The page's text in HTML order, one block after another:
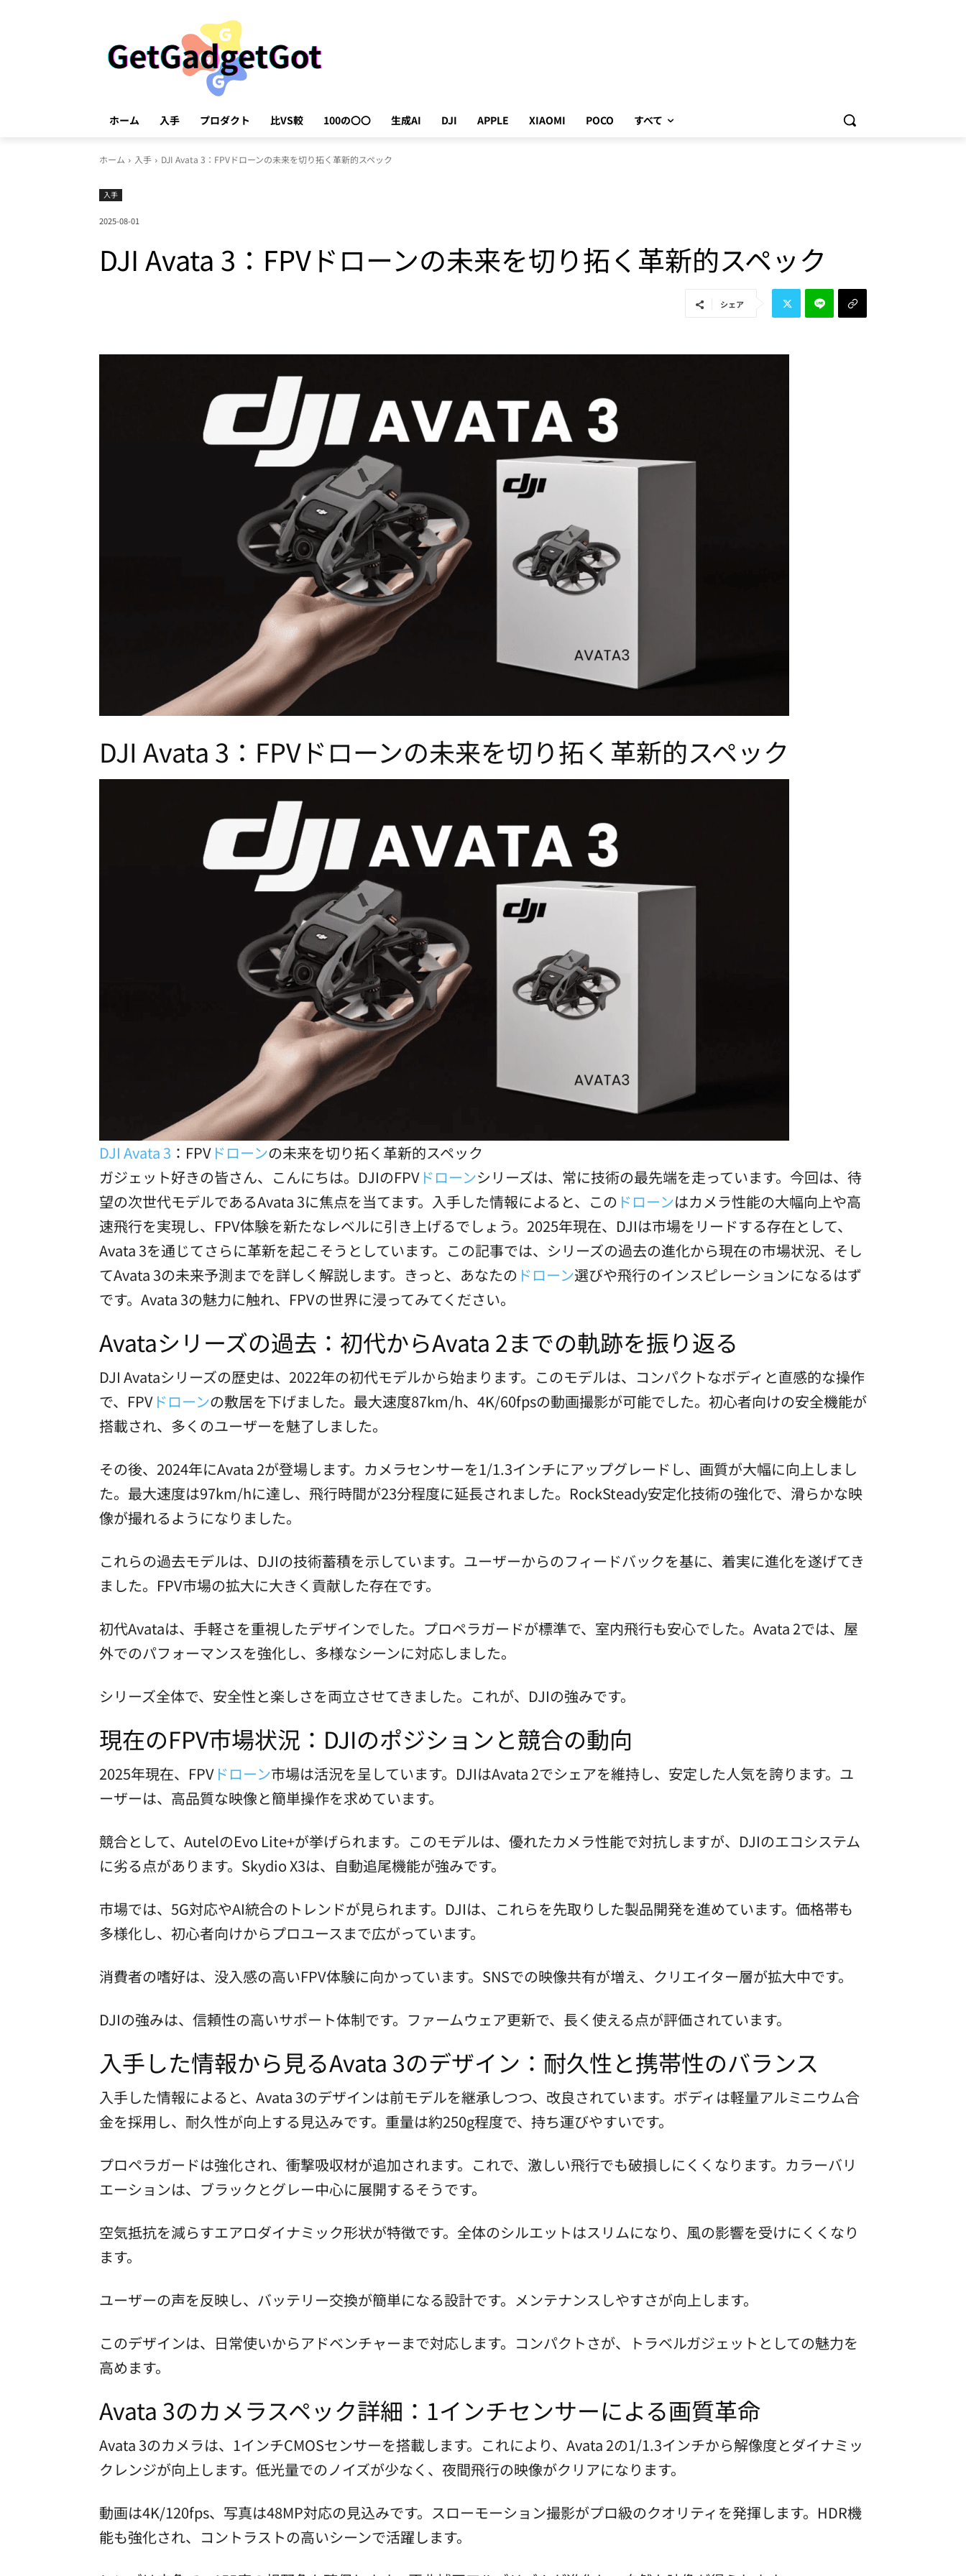
ホーム 入手 プロダクト 比VS較 100の〇〇 生成AI DJI APPLE XIAOMI POCO すべて
ホーム 入手 DJI Avata 3：FPVドローンの未来を切り拓く革新的スペック
入手
2025-08-01
DJI Avata 3：FPVドローンの未来を切り拓く革新的スペック
シェア
DJI Avata 3：FPVドローンの未来を切り拓く革新的スペック
DJI Avata 3 ：FPV ドローンの未来を切り拓く革新的スペック
ガジェット好きの皆さん、こんにちは。DJIのFPV ドローンシリーズは、常に技術の最先端を走っています。今回は、待
望の次世代モデルであるAvata 3に焦点を当てます。入手した情報によると、この ドローンはカメラ性能の大幅向上や高
速飛行を実現し、FPV体験を新たなレベルに引き上げるでしょう。2025年現在、DJIは市場をリードする存在として、
Avata 3を通じてさらに革新を起こそうとしています。この記事では、シリーズの過去の進化から現在の市場状況、そし
てAvata 3の未来予測までを詳しく解説します。きっと、あなたの ドローン選びや飛行のインスピレーションになるはず
です。Avata 3の魅力に触れ、FPVの世界に浸ってみてください。
Avataシリーズの過去：初代からAvata 2までの軌跡を振り返る
DJI Avataシリーズの歴史は、2022年の初代モデルから始まります。このモデルは、コンパクトなボディと直感的な操作
で、FPV ドローンの敷居を下げました。最大速度87km/h、4K/60fpsの動画撮影が可能でした。初心者向けの安全機能が
搭載され、多くのユーザーを魅了しました。
その後、2024年にAvata 2が登場します。カメラセンサーを1/1.3インチにアップグレードし、画質が大幅に向上しまし
た。最大速度は97km/hに達し、飛行時間が23分程度に延長されました。RockSteady安定化技術の強化で、滑らかな映
像が撮れるようになりました。
これらの過去モデルは、DJIの技術蓄積を示しています。ユーザーからのフィードバックを基に、着実に進化を遂げてき
ました。FPV市場の拡大に大きく貢献した存在です。
初代Avataは、手軽さを重視したデザインでした。プロペラガードが標準で、室内飛行も安心でした。Avata 2では、屋
外でのパフォーマンスを強化し、多様なシーンに対応しました。
シリーズ全体で、安全性と楽しさを両立させてきました。これが、DJIの強みです。
現在のFPV市場状況：DJIのポジションと競合の動向
2025年現在、FPV ドローン市場は活況を呈しています。DJIはAvata 2でシェアを維持し、安定した人気を誇ります。ユ
ーザーは、高品質な映像と簡単操作を求めています。
競合として、AutelのEvo Lite+が挙げられます。このモデルは、優れたカメラ性能で対抗しますが、DJIのエコシステム
に劣る点があります。Skydio X3は、自動追尾機能が強みです。
市場では、5G対応やAI統合のトレンドが見られます。DJIは、これらを先取りした製品開発を進めています。価格帯も
多様化し、初心者向けからプロユースまで広がっています。
消費者の嗜好は、没入感の高いFPV体験に向かっています。SNSでの映像共有が増え、クリエイター層が拡大中です。
DJIの強みは、信頼性の高いサポート体制です。ファームウェア更新で、長く使える点が評価されています。
入手した情報から見るAvata 3のデザイン：耐久性と携帯性のバランス
入手した情報によると、Avata 3のデザインは前モデルを継承しつつ、改良されています。ボディは軽量アルミニウム合
金を採用し、耐久性が向上する見込みです。重量は約250g程度で、持ち運びやすいです。
プロペラガードは強化され、衝撃吸収材が追加されます。これで、激しい飛行でも破損しにくくなります。カラーバリ
エーションは、ブラックとグレー中心に展開するそうです。
空気抵抗を減らすエアロダイナミック形状が特徴です。全体のシルエットはスリムになり、風の影響を受けにくくなり
ます。
ユーザーの声を反映し、バッテリー交換が簡単になる設計です。メンテナンスしやすさが向上します。
このデザインは、日常使いからアドベンチャーまで対応します。コンパクトさが、トラベルガジェットとしての魅力を
高めます。
Avata 3のカメラスペック詳細：1インチセンサーによる画質革命
Avata 3のカメラは、1インチCMOSセンサーを搭載します。これにより、Avata 2の1/1.3インチから解像度とダイナミッ
クレンジが向上します。低光量でのノイズが少なく、夜間飛行の映像がクリアになります。
動画は4K/120fps、写真は48MP対応の見込みです。スローモーション撮影がプロ級のクオリティを発揮します。HDR機
能も強化され、コントラストの高いシーンで活躍します。